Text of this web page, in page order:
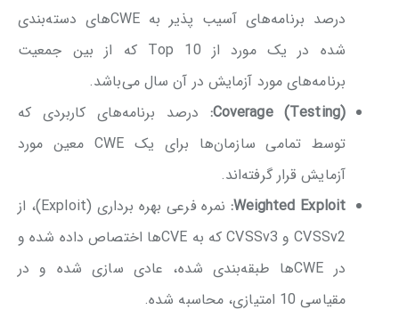
درصد برنامه‌های آسیب پذیر به CWE‌های دسته‌بندی
شده در یک مورد از Top 10 که از بین جمعیت
برنامه‌های مورد آزمایش در آن سال می‌باشد.
Coverage (Testing):
درصد برنامه‌های کاربردی که
توسط تمامی سازمان‌ها برای یک CWE معین مورد
آزمایش قرار گرفته‌اند.
Weighted Exploit:
نمره فرعی بهره برداری (Exploit)، از
CVSSv2 و CVSSv3 که به CVEها اختصاص داده شده و
در CWEها طبقه‌بندی شده، عادی سازی شده و در
مقیاسی 10 امتیازی، محاسبه شده.